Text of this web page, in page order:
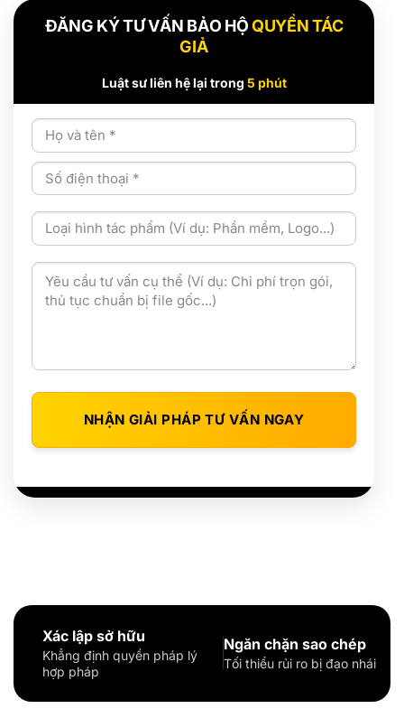
ĐĂNG KÝ TƯ VẤN BẢO HỘQUYỀN TÁC
GIẢ
Luật sư liên hệ lại trong 5 phút
NHẬN GIẢI PHÁP TƯ VẤN NGAY
Xác lập sở hữu
Khẳng định quyền pháp lý
hợp pháp
Ngăn chặn sao chép
Tối thiểu rủi ro bị đạo nhái